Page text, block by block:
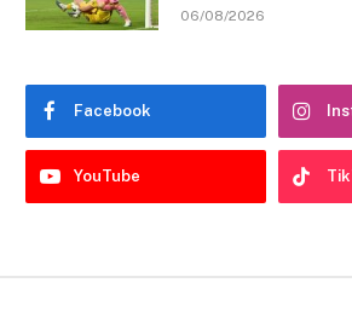
06/08/2026
Facebook
YouTube